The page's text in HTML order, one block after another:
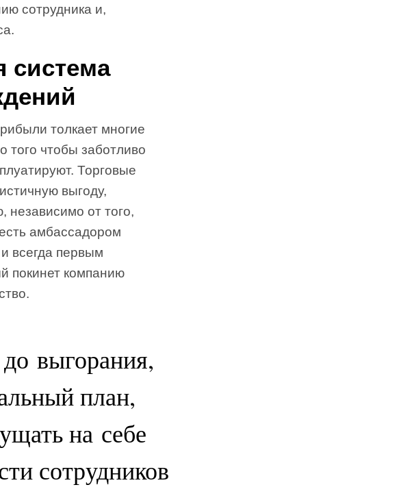
сотрудника и,
система
толкает многие
того чтобы заботливо
Торговые
выгоду,
независимо от того,
амбассадором
всегда первым
покинет компанию
выгорания,
план,
на себе
сотрудников